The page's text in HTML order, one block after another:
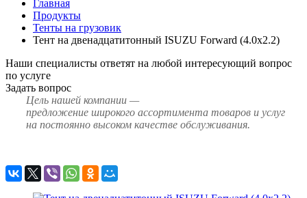
Главная
Продукты
Тенты на грузовик
Тент на двенадцатитонный ISUZU Forward (4.0х2.2)
Наши специалисты ответят на любой интересующий вопрос
по услуге
Задать вопрос
Цель нашей компании —
предложение широкого ассортимента товаров и услуг
на постоянно высоком качестве обслуживания.